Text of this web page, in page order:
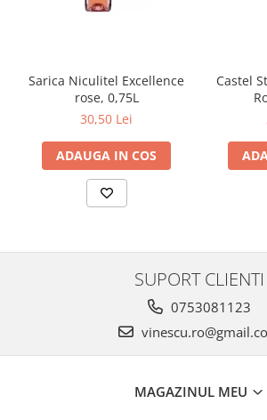
Sarica Niculitel Excellence
rose, 0,75L
30,50 Lei
ADAUGA IN COS
Castel
SUPORT CLIENTI
0753081123
MAGAZINUL MEU